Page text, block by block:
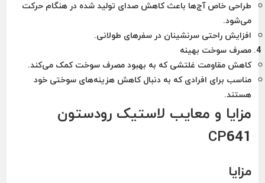
طراحی خاص آج‌ها باعث کاهش صدای تولید شده در هنگام حرکت
می‌شود.
افزایش راحتی سرنشینان در سفرهای طولانی.
مصرف سوخت بهینه
کاهش مقاومت غلتشی که به بهبود مصرف سوخت کمک می‌کند.
مناسب برای افرادی که به دنبال کاهش هزینه‌های سوختی خود
هستند.
مزایا و معایب لاستیک رودستون
CP641
مزایا